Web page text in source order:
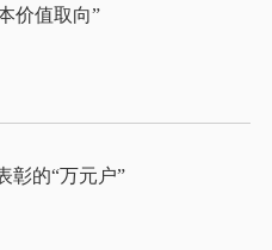
学习卡丨“把造福人民作为根本价值取向”
学习·故事丨40年前，习近平表彰的“万元户”